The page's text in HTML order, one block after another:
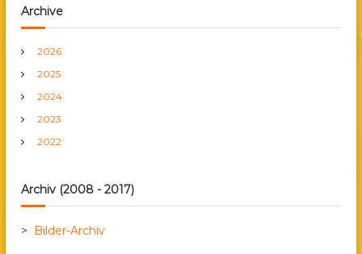
t
r
a
g
s
n
h
e
a
c
h
Archive
2026
2025
2024
2023
2022
Archiv (2008 - 2017)
> Bilder-Archiv